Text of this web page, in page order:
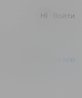
Войти
p24.app